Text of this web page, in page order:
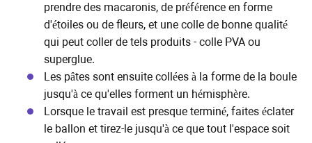
prendre des macaronis, de préférence en forme
d'étoiles ou de fleurs, et une colle de bonne qualité
qui peut coller de tels produits - colle PVA ou
superglue.
Les pâtes sont ensuite collées à la forme de la boule
jusqu'à ce qu'elles forment un hémisphère.
Lorsque le travail est presque terminé, faites éclater
le ballon et tirez-le jusqu'à ce que tout l'espace soit